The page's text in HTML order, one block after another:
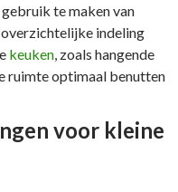
te maken van
indeling
keuken , zoals hangende
ruimte optimaal benutten
voor kleine